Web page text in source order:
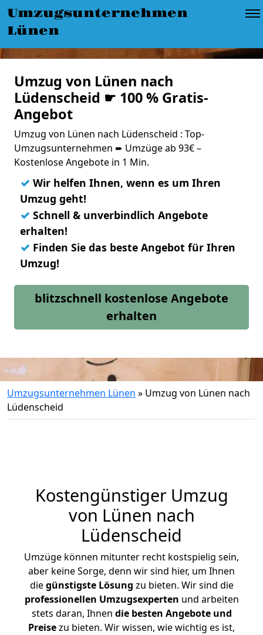
Umzugsunternehmen
Lünen
Umzug von Lünen nach
Lüdenscheid ☛ 100 % Gratis-
Angebot
Umzug von Lünen nach Lüdenscheid : Top-
Umzugsunternehmen ➨ Umzüge ab 93€ –
Kostenlose Angebote in 1 Min.
✓ Wir helfen Ihnen, wenn es um Ihren
Umzug geht!
✓ Schnell & unverbindlich Angebote
erhalten!
✓ Finden Sie das beste Angebot für Ihren
Umzug!
blitzschnell kostenlose Angebote
erhalten
Umzugsunternehmen Lünen » Umzug von Lünen nach
Lüdenscheid
Kostengünstiger Umzug
von Lünen nach
Lüdenscheid
Umzüge können mitunter recht kostspielig sein,
aber keine Sorge, denn wir sind hier, um Ihnen
diegünstigste Lösung zu bieten. Wir sind die
professionellen Umzugsexperten und arbeiten
stets daran, Ihnen die besten Angebote und
Preisezu bieten. Wir wissen, wie wichtig es ist,